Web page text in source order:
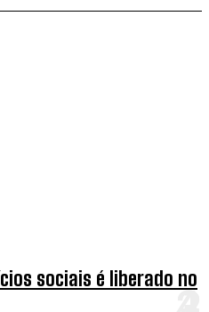
sociais é liberado no